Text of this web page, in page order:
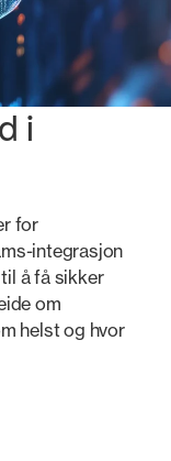
i
for
integrasjon
å få sikker
om
helst og hvor